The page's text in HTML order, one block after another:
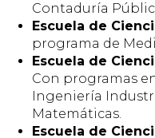
Contaduría
Escuela de
programa de
Escuela de
Con programas
Ingeniería
Matemáticas.
Escuela de